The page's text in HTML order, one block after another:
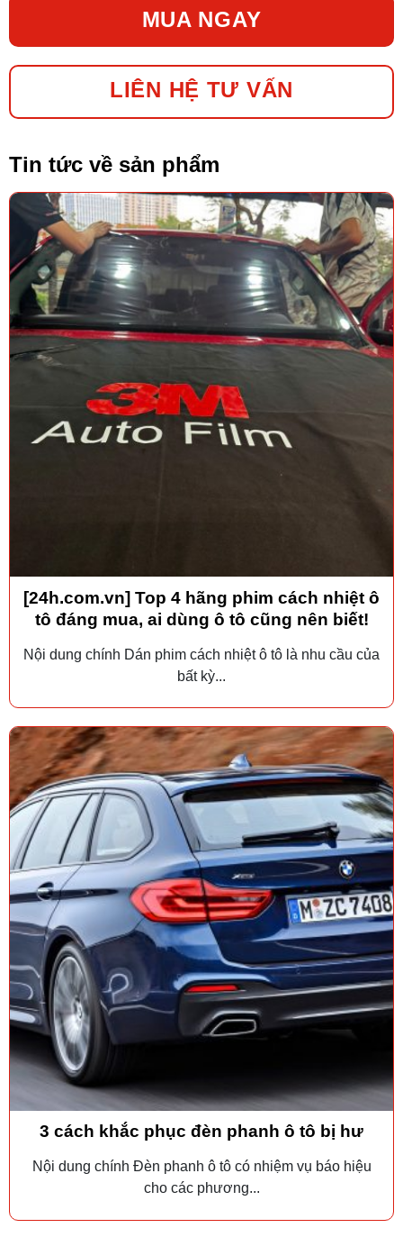
MUA NGAY
LIÊN HỆ TƯ VẤN
Tin tức về sản phẩm
[24h.com.vn] Top 4 hãng phim cách nhiệt ô
tô đáng mua, ai dùng ô tô cũng nên biết!
Nội dung chính Dán phim cách nhiệt ô tô là nhu cầu của
bất kỳ...
3 cách khắc phục đèn phanh ô tô bị hư
Nội dung chính Đèn phanh ô tô có nhiệm vụ báo hiệu
cho các phương...